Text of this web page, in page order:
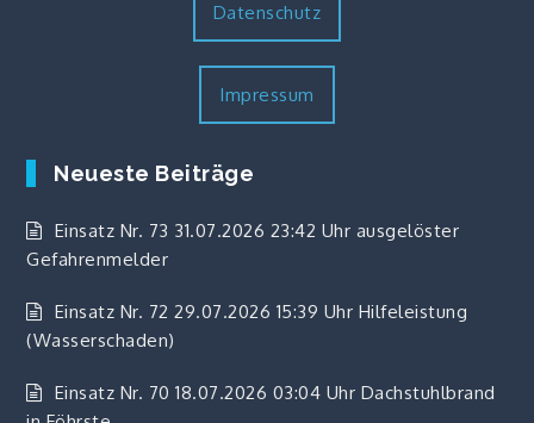
Datenschutz
Impressum
Neueste Beiträge
Einsatz Nr. 73 31.07.2026 23:42 Uhr ausgelöster
Gefahrenmelder
Einsatz Nr. 72 29.07.2026 15:39 Uhr Hilfeleistung
(Wasserschaden)
Einsatz Nr. 70 18.07.2026 03:04 Uhr Dachstuhlbrand